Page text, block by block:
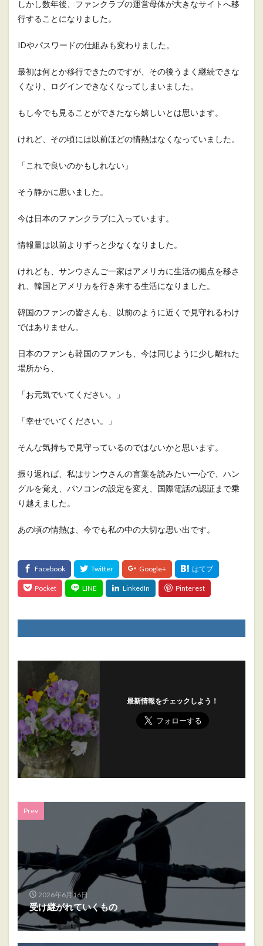
しかし数年後、ファンクラブの運営母体が大きなサイトへ移
行することになりました。
IDやパスワードの仕組みも変わりました。
最初は何とか移行できたのですが、その後うまく継続できな
くなり、ログインできなくなってしまいました。
もし今でも見ることができたなら嬉しいとは思います。
けれど、その頃には以前ほどの情熱はなくなっていました。
「これで良いのかもしれない」
そう静かに思いました。
今は日本のファンクラブに入っています。
情報量は以前よりずっと少なくなりました。
けれども、サンウさんご一家はアメリカに生活の拠点を移さ
れ、韓国とアメリカを行き来する生活になりました。
韓国のファンの皆さんも、以前のように近くで見守れるわけ
ではありません。
日本のファンも韓国のファンも、今は同じように少し離れた
場所から、
「お元気でいてください。」
「幸せでいてください。」
そんな気持ちで見守っているのではないかと思います。
振り返れば、私はサンウさんの言葉を読みたい一心で、ハン
グルを覚え、パソコンの設定を変え、国際電話の認証まで乗
り越えました。
あの頃の情熱は、今でも私の中の大切な思い出です。
最新情報をチェックしよう！
Prev
2026年6月16日
受け継がれていくもの